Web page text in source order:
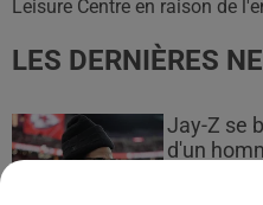
Leisure Centre en raison de
LES DERNIÈRES
Jay-Z se
d'un